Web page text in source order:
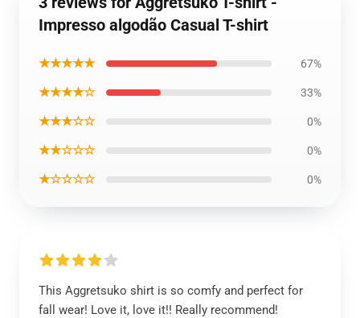
Impresso algodão Casual T-shirt
★★★★★ 67%
★★★★☆ 33%
★★★☆☆ 0%
★★☆☆☆ 0%
★☆☆☆☆ 0%
This Aggretsuko shirt is so comfy and perfect for
fall wear! Love it, love it!! Really recommend!